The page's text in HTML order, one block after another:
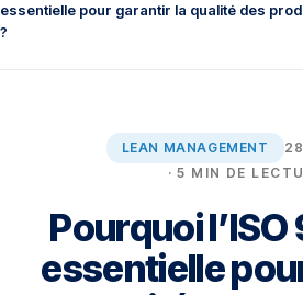
essentielle pour garantir la qualité des
?
LEAN MANAGEMENT
· 5 MIN DE
Pourquoi
essentielle